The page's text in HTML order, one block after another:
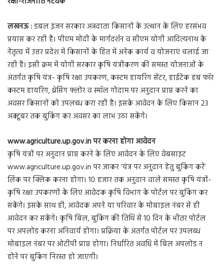
लखनऊ :डबल इंजन सरकार अन्नदाता किसानों के उत्थान के लिए हरसंभव
प्रयास कर रही है। पीएम मोदी के मार्गदर्शन व सीएम योगी आदित्यनाथ के
नेतृत्व में उत्तर प्रदेश में किसानों के हित में अनेक कार्य व योजनाएं चलाई जा
रही हैं। इसी क्रम में योगी सरकार कृषि यंत्रीकरण की समस्त योजनाओं के
अंतर्गत कृषि यंत्र- कृषि रक्षा उपकरण, कस्टम हायरिंग सेंटर, हाईटेक हब फॉर
कस्टम हायरिंग, थ्रेसिंग फ्लोर व स्मॉल गोदाम पर अनुदान प्राप्त करने का
अवसर किसानों को उपलब्ध करा रही है। इसके आवेदन के लिए किसान 23
अक्टूबर तक बुकिंग कर अवसर का लाभ उठा सकेंगे।
www.agriculture.up.gov.in पर करना होगा आवेदन
कृषि यंत्रों पर अनुदान प्राप्त करने के लिए आवेदन के लिए वेबसाइट
www.agriculture.up.gov.in पर जाकर ‘यंत्र पर अनुदान हेतु बुकिंग करें’
लिंक पर क्लिक करना होगा। 10 हजार तक अनुदान वाले समस्त कृषि यंत्रों-
कृषि रक्षा उपकरणों के लिए आवेदक कृषि विभाग के पोर्टल पर बुकिंग कर
सकेंगे। इसके साथ ही, आवेदक अपने या परिवार के मोबाइल नंबर से ही
आवेदन कर सकेंगे। कृषि बिल, बुकिंग की तिथि से 10 दिन के भीतर पोर्टल
पर अपलोड करना अनिवार्य होगा। प्रक्रिया के अंतर्गत पोर्टल पर उपलब्ध
मोबाइल नंबर पर ओटीपी प्राप्त होगा। निर्धारित अवधि में बिल अपलोड न
होने पर बुकिंग निरस्त हो जाएगी।